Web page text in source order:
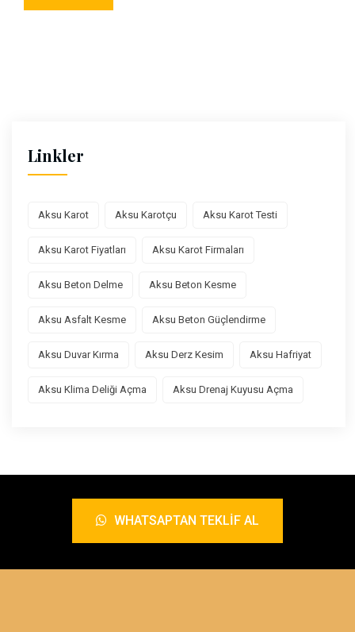
Linkler
Aksu Karot Aksu Karotçu Aksu Karot Testi
Aksu Karot Fiyatları Aksu Karot Firmaları
Aksu Beton Delme Aksu Beton Kesme
Aksu Asfalt Kesme Aksu Beton Güçlendirme
Aksu Duvar Kırma Aksu Derz Kesim Aksu Hafriyat
Aksu Klima Deliği Açma Aksu Drenaj Kuyusu Açma
WHATSAPTAN TEKLIF AL